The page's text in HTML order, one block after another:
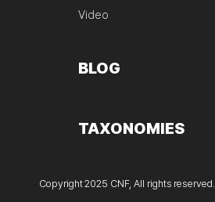
Video
BLOG
TAXONOMIES
Copyright 2025 CNF, All rights reserved.